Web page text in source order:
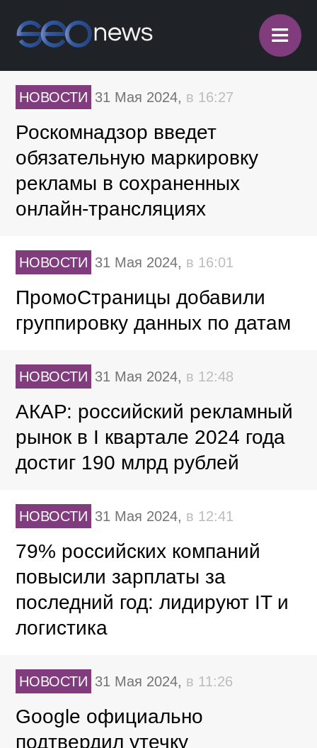
≡
НОВОСТИ 31 Мая 2024, в 16:27
Роскомнадзор введет
обязательную маркировку
рекламы в сохраненных
онлайн-трансляциях
НОВОСТИ 31 Мая 2024, в 16:01
ПромоСтраницы добавили
группировку данных по датам
НОВОСТИ 31 Мая 2024, в 12:48
АКАР: российский рекламный
рынок в I квартале 2024 года
достиг 190 млрд рублей
НОВОСТИ 31 Мая 2024, в 12:41
79% российских компаний
повысили зарплаты за
последний год: лидируют IT и
логистика
НОВОСТИ 31 Мая 2024, в 11:26
Google официально
подтвердил утечку